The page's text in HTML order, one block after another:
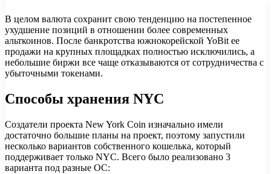
В целом валюта сохранит свою тенденцию на постепенное
ухудшение позиций в отношении более современных
альткоинов. После банкротства южнокорейской YoBit ее
продажи на крупных площадках полностью исключились, а
небольшие биржи все чаще отказываются от сотрудничества с
убыточными токенами.
Способы хранения NYC
Создатели проекта New York Coin изначально имели
достаточно большие планы на проект, поэтому запустили
несколько вариантов собственного кошелька, который
поддерживает только NYC. Всего было реализовано 3
варианта под разные ОС: